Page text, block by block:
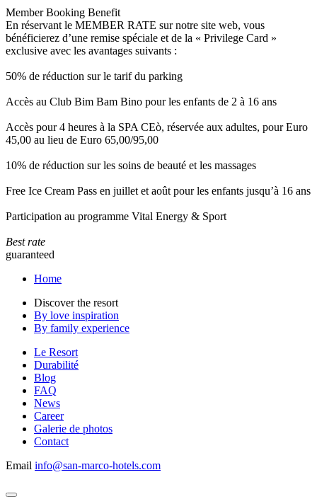
Member Booking Benefit
En réservant le MEMBER RATE sur notre site web, vous
bénéficierez d’une remise spéciale et de la « Privilege Card »
exclusive avec les avantages suivants :
50% de réduction sur le tarif du parking
Accès au Club Bim Bam Bino pour les enfants de 2 à 16 ans
Accès pour 4 heures à la SPA CEò, réservée aux adultes, pour Euro
45,00 au lieu de Euro 65,00/95,00
10% de réduction sur les soins de beauté et les massages
Free Ice Cream Pass en juillet et août pour les enfants jusqu’à 16 ans
Participation au programme Vital Energy & Sport
Best rate
guaranteed
Home
Discover the resort
By love inspiration
By family experience
Le Resort
Durabilité
Blog
FAQ
News
Career
Galerie de photos
Contact
Email info@san-marco-hotels.com